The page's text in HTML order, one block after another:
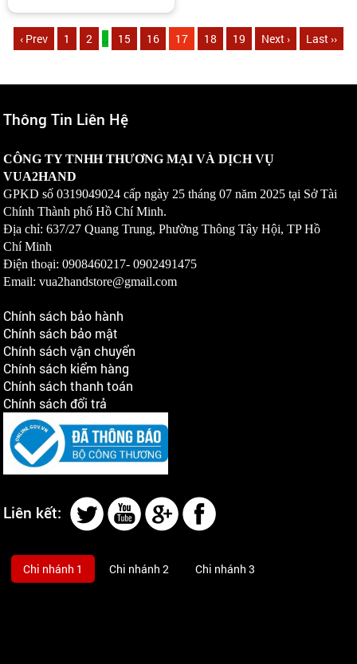
‹ Prev 1 2 .. 15 16 17 18 19 Next › Last ››
Thông Tin Liên Hệ
CÔNG TY TNHH THƯƠNG MẠI VÀ DỊCH VỤ
VUA2HAND
GPKD số0319049024 cấp ngày 25 tháng 07 năm 2025 tại Sở Tài
Chính Thành phố Hồ Chí Minh.
Địa chỉ: 637/27 Quang Trung, Phường Thông Tây Hội, TP Hồ
Chí Minh
Điện thoại: 0908460217-0902491475
Email: vua2handstore@gmail.com
Chính sách bảo hành
Chính sách bảo mật
Chính sách vận chuyển
Chính sách kiểm hàng
Chính sách thanh toán
Chính sách đổi trả
Liên kết:
Chi nhánh 1 Chi nhánh 2 Chi nhánh 3